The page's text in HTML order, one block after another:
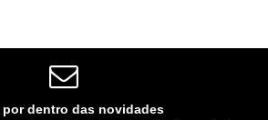
por dentro das novidades